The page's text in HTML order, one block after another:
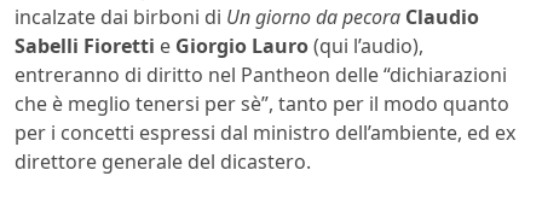
incalzate dai birboni di Un giorno da pecora Claudio
Sabelli Fioretti e Giorgio Lauro(qui l’audio),
entreranno di diritto nel Pantheon delle “dichiarazioni
che è meglio tenersi per sè”, tanto per il modo quanto
per i concetti espressi dal ministro dell’ambiente, ed ex
direttore generale del dicastero.